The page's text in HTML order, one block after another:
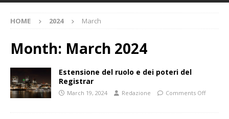
HOME 2024 March
Month: March 2024
Estensione del ruolo e dei poteri del
Registrar
March 19, 2024 Redazione Comments Off